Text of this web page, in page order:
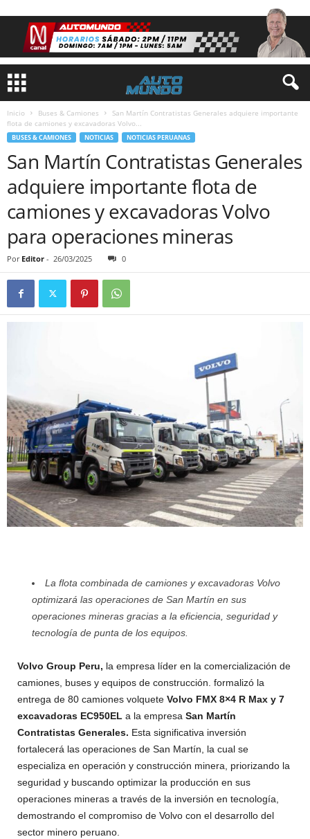
Inicio Buses & Camiones
San Martín Contratistas Generales adquiere importante
flota de camiones y excavadoras Volvo...
BUSES & CAMIONES NOTICIAS NOTICIAS PERUANAS
San Martín Contratistas Generales
adquiere importante flota de
camiones y excavadoras Volvo
para operaciones mineras
Por Editor - 26/03/2025 0
La flota combinada de camiones y excavadoras Volvo
optimizará las operaciones de San Martín en sus
operaciones mineras gracias a la eficiencia, seguridad y
tecnología de punta de los equipos.
Volvo Group Peru, la empresa líder en la comercialización de
camiones, buses y equipos de construcción. formalizó la
entrega de 80 camiones volquete Volvo FMX 8×4 R Max y 7
excavadoras EC950EL a la empresa San Martín
Contratistas Generales. Esta significativa inversión
fortalecerá las operaciones de San Martín, la cual se
especializa en operación y construcción minera, priorizando la
seguridad y buscando optimizar la producción en sus
operaciones mineras a través de la inversión en tecnología,
demostrando el compromiso de Volvo con el desarrollo del
sector minero peruano.